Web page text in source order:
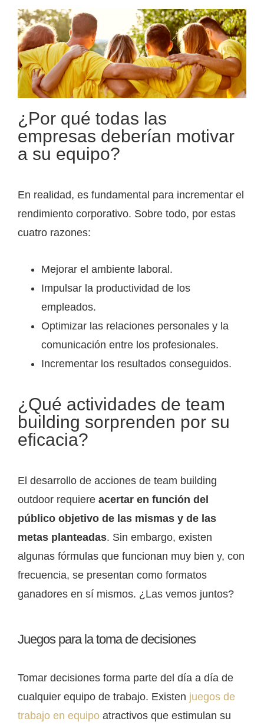
¿Por qué todas las
empresas deberían motivar
a su equipo?
En realidad, es fundamental para incrementar el
rendimiento corporativo. Sobre todo, por estas
cuatro razones:
Mejorar el ambiente laboral.
Impulsar la productividad de los
empleados.
Optimizar las relaciones personales y la
comunicación entre los profesionales.
Incrementar los resultados conseguidos.
¿Qué actividades de team
building sorprenden por su
eficacia?
El desarrollo de acciones de team building
outdoor requiere acertar en función del
público objetivo de las mismas y de las
metas planteadas. Sin embargo, existen
algunas fórmulas que funcionan muy bien y, con
frecuencia, se presentan como formatos
ganadores en sí mismos. ¿Las vemos juntos?
Juegos para la toma de decisiones
Tomar decisiones forma parte del día a día de
cualquier equipo de trabajo. Existen juegos de
trabajo en equipo atractivos que estimulan su